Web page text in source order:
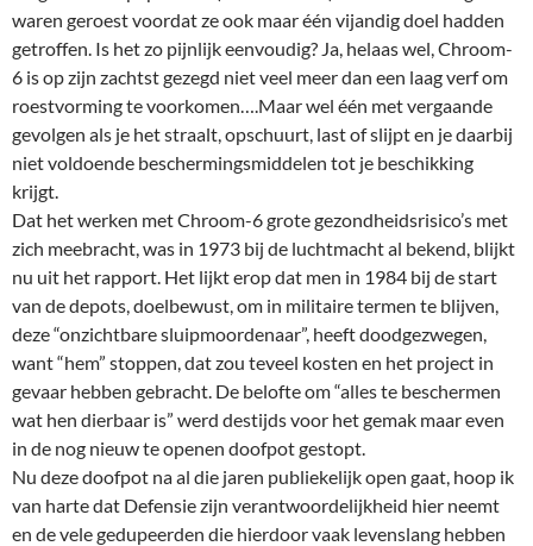
waren geroest voordat ze ook maar één vijandig doel hadden
getroffen. Is het zo pijnlijk eenvoudig? Ja, helaas wel, Chroom-
6 is op zijn zachtst gezegd niet veel meer dan een laag verf om
roestvorming te voorkomen….Maar wel één met vergaande
gevolgen als je het straalt, opschuurt, last of slijpt en je daarbij
niet voldoende beschermingsmiddelen tot je beschikking
krijgt.
Dat het werken met Chroom-6 grote gezondheidsrisico’s met
zich meebracht, was in 1973 bij de luchtmacht al bekend, blijkt
nu uit het rapport. Het lijkt erop dat men in 1984 bij de start
van de depots, doelbewust, om in militaire termen te blijven,
deze “onzichtbare sluipmoordenaar”, heeft doodgezwegen,
want “hem” stoppen, dat zou teveel kosten en het project in
gevaar hebben gebracht. De belofte om “alles te beschermen
wat hen dierbaar is” werd destijds voor het gemak maar even
in de nog nieuw te openen doofpot gestopt.
Nu deze doofpot na al die jaren publiekelijk open gaat, hoop ik
van harte dat Defensie zijn verantwoordelijkheid hier neemt
en de vele gedupeerden die hierdoor vaak levenslang hebben